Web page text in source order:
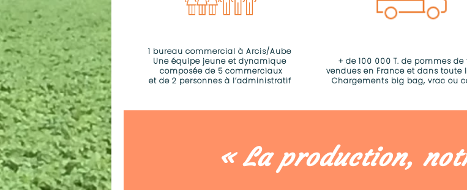
1 bureau commercial à Arcis/Aube
Une équipe jeune et dynamique
composée de 5 commerciaux
et de 2 personnes à l’administratif
+ de 100 000 T. de pommes de
vendues en France et dans toute
Chargements big bag, vrac ou
« La production,